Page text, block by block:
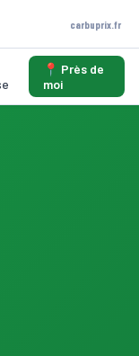
carbuprix.fr
📍 Près de
moi